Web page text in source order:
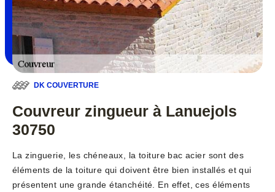
DK COUVERTURE
Couvreur zingueur à Lanuejols
30750
La zinguerie, les chéneaux, la toiture bac acier sont des
éléments de la toiture qui doivent être bien installés et qui
présentent une grande étanchéité. En effet, ces éléments